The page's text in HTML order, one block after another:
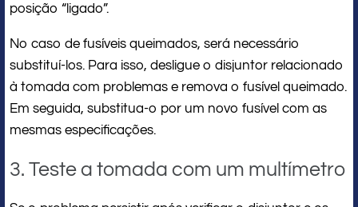
posição “ligado”.
No caso de fusíveis queimados, será necessário
substituí-los. Para isso, desligue o disjuntor relacionado
à tomada com problemas e remova o fusível queimado.
Em seguida, substitua-o por um novo fusível com as
mesmas especificações.
3. Teste a tomada com um multímetro